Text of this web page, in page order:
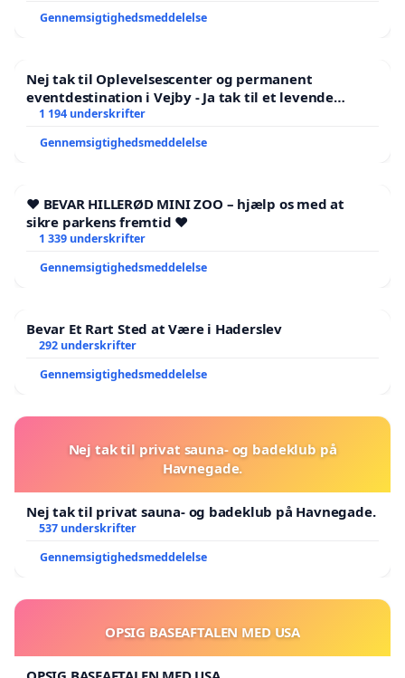
Gennemsigtighedsmeddelelse
Nej tak til Oplevelsescenter og permanent
eventdestination i Vejby - Ja tak til et levende
lokalområde i balance
1 194 underskrifter
Gennemsigtighedsmeddelelse
❤️ BEVAR HILLERØD MINI ZOO – hjælp os med at
sikre parkens fremtid ❤️
1 339 underskrifter
Gennemsigtighedsmeddelelse
Bevar Et Rart Sted at Være i Haderslev
292 underskrifter
Gennemsigtighedsmeddelelse
Nej tak til privat sauna- og badeklub på
Havnegade.
Nej tak til privat sauna- og badeklub på Havnegade.
537 underskrifter
Gennemsigtighedsmeddelelse
OPSIG BASEAFTALEN MED USA